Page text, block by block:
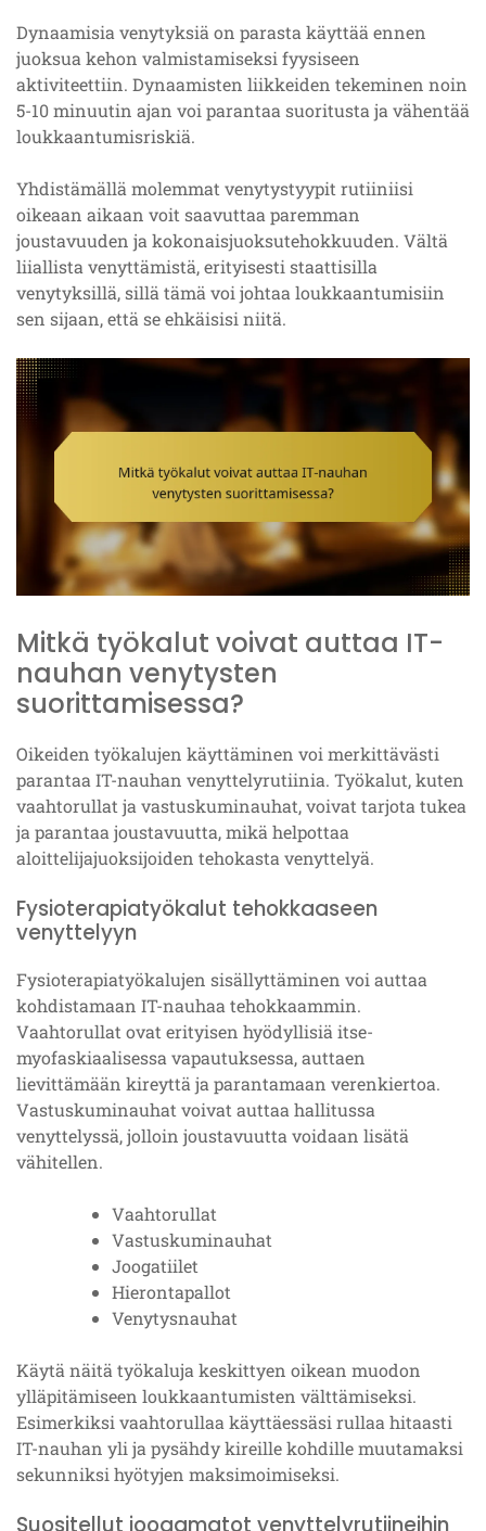
Dynaamisia venytyksiä on parasta käyttää ennen
juoksua kehon valmistamiseksi fyysiseen
aktiviteettiin. Dynaamisten liikkeiden tekeminen noin
5-10 minuutin ajan voi parantaa suoritusta ja vähentää
loukkaantumisriskiä.
Yhdistämällä molemmat venytystyypit rutiiniisi
oikeaan aikaan voit saavuttaa paremman
joustavuuden ja kokonaisjuoksutehokkuuden. Vältä
liiallista venyttämistä, erityisesti staattisilla
venytyksillä, sillä tämä voi johtaa loukkaantumisiin
sen sijaan, että se ehkäisisi niitä.
Mitkä työkalut voivat auttaa IT-
nauhan venytysten
suorittamisessa?
Oikeiden työkalujen käyttäminen voi merkittävästi
parantaa IT-nauhan venyttelyrutiinia. Työkalut, kuten
vaahtorullat ja vastuskuminauhat, voivat tarjota tukea
ja parantaa joustavuutta, mikä helpottaa
aloittelijajuoksijoiden tehokasta venyttelyä.
Fysioterapiatyökalut tehokkaaseen
venyttelyyn
Fysioterapiatyökalujen sisällyttäminen voi auttaa
kohdistamaan IT-nauhaa tehokkaammin.
Vaahtorullat ovat erityisen hyödyllisiä itse-
myofaskiaalisessa vapautuksessa, auttaen
lievittämään kireyttä ja parantamaan verenkiertoa.
Vastuskuminauhat voivat auttaa hallitussa
venyttelyssä, jolloin joustavuutta voidaan lisätä
vähitellen.
Vaahtorullat
Vastuskuminauhat
Joogatiilet
Hierontapallot
Venytysnauhat
Käytä näitä työkaluja keskittyen oikean muodon
ylläpitämiseen loukkaantumisten välttämiseksi.
Esimerkiksi vaahtorullaa käyttäessäsi rullaa hitaasti
IT-nauhan yli ja pysähdy kireille kohdille muutamaksi
sekunniksi hyötyjen maksimoimiseksi.
Suositellut joogamatot venyttelyrutiineihin